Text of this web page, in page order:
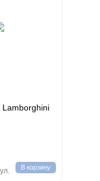
Lamborghini
В корзину